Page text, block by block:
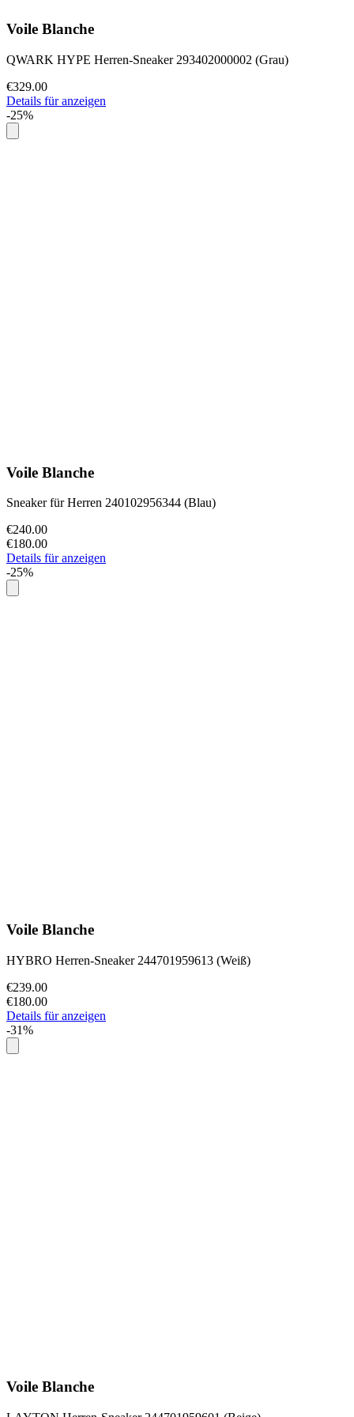
Voile Blanche
QWARK HYPE Herren-Sneaker 293402000002 (Grau)
€329.00
Details für anzeigen
-25%
Voile Blanche
Sneaker für Herren 240102956344 (Blau)
€240.00
€180.00
Details für anzeigen
-25%
Voile Blanche
HYBRO Herren-Sneaker 244701959613 (Weiß)
€239.00
€180.00
Details für anzeigen
-31%
Voile Blanche